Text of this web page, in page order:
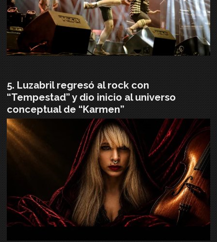
Luzabril regresó al rock con
“Tempestad” y dio inicio al universo
conceptual de “Karmen”